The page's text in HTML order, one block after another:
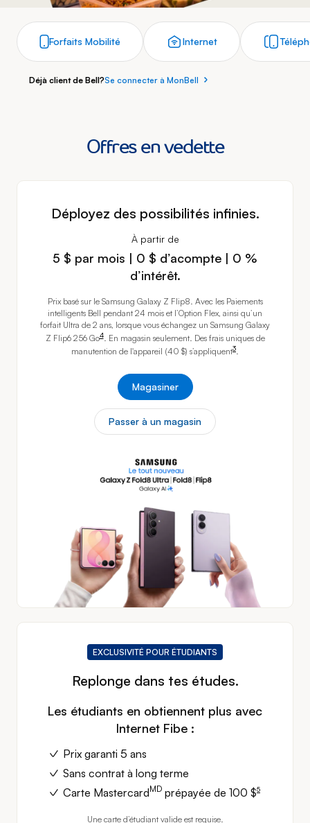
Forfaits Mobilité Internet
Déjà client de Bell?Se connecter à MonBell
Offres en vedette
Déployez des possibilités infinies.
À partir de
5 $ par mois 0 $ d’acompte 0 %
5 $ par mois | 0 $ d’acompte | 0 %
d’intérêt.
Prix basé sur le Samsung Galaxy Z Flip8. Avec les Paiements
intelligents Bell pendant 24 mois et l’Option Flex, ainsi qu’un
forfait Ultra de 2 ans, lorsque vous échangez un Samsung Galaxy
Z Flip6 256 Gofootnote
4. En magasin seulement. Des frais uniques de
manutention de l'appareil (40 $) s’appliquentfootnote
3
Magasiner
Passer à un magasin
EXCLUSIVITÉ POUR ÉTUDIANTS
Replonge dans tes études.
Les étudiants en obtiennent plus avec
Internet Fibe :
Prix garanti 5 ans
Sans contrat à long terme
Carte MastercardMD prépayée de 100 $footnote
5
Une carte d’étudiant valide est requise.